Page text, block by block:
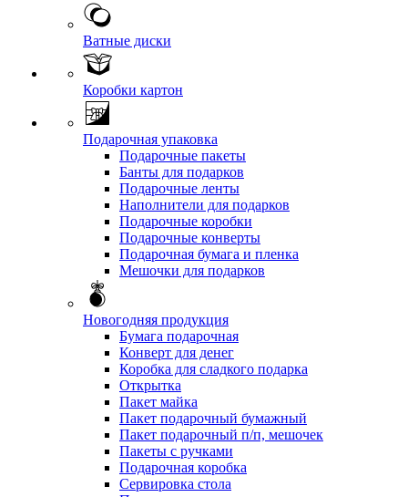
Ватные диски
Коробки картон
Подарочная упаковка
Подарочные пакеты
Банты для подарков
Подарочные ленты
Наполнители для подарков
Подарочные коробки
Подарочные конверты
Подарочная бумага и пленка
Мешочки для подарков
Новогодняя продукция
Бумага подарочная
Конверт для денег
Коробка для сладкого подарка
Открытка
Пакет майка
Пакет подарочный бумажный
Пакет подарочный п/п, мешочек
Пакеты с ручками
Подарочная коробка
Сервировка стола